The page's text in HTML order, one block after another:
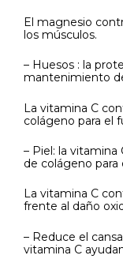
El magnesio
los músculos.
– Huesos : la
mantenimiento
La vitamina C
colágeno para el
– Piel: la
de colágeno
La vitamina C
frente al daño
– Reduce el
vitamina C